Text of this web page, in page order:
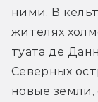
ними. В
жителях
туата де
Северных
новые